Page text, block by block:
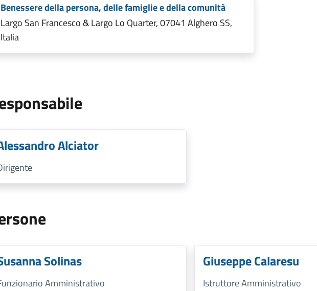
Benessere della persona, delle famiglie e della comunità
Largo San Francesco & Largo Lo Quarter, 07041 Alghero SS,
Italia
Alciator
Solinas
Amministrativo
Giuseppe Calaresu
Istruttore Amministrativo